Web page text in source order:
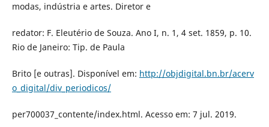
modas, indústria e artes. Diretor e
redator: F. Eleutério de Souza. Ano I, n. 1, 4 set. 1859, p. 10.
Rio de Janeiro: Tip. de Paula
Brito [e outras]. Disponível em: http://objdigital.bn.br/acerv
o_digital/div_periodicos/
per700037_contente/index.html. Acesso em: 7 jul. 2019.